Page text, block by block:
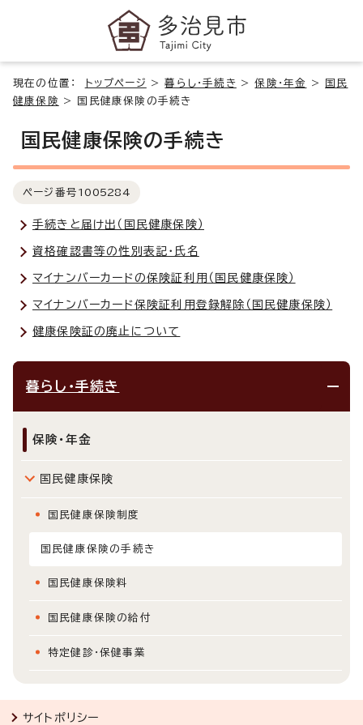
現在の位置： トップページ >暮らし・手続き >保険・年金 >
国民
健康保険
> 国民健康保険の手続き
国民健康保険の手続き
ページ番号 1005284
手続きと届け出（国民健康保険）
資格確認書等の性別表記・氏名
マイナンバーカードの保険証利用（国民健康保険）
マイナンバーカード保険証利用登録解除（国民健康保険）
健康保険証の廃止について
暮らし・手続き
保険・年金
国民健康保険
国民健康保険制度
国民健康保険の手続き
国民健康保険料
国民健康保険の給付
特定健診・保健事業
サイトポリシー